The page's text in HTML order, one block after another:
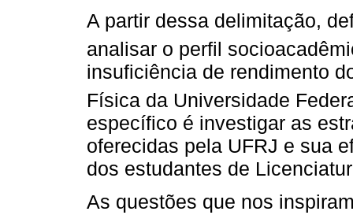
A partir dessa delimitação,
analisar o perfil
insuficiência de rendimento
Física da Universidade
específico é investigar as
oferecidas pela UFRJ e sua
dos estudantes de
As questões que nos